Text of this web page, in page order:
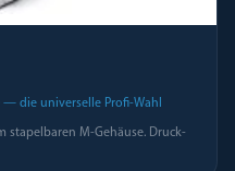
die universelle Profi-Wahl
stapelbaren M-Gehäuse. Druck-